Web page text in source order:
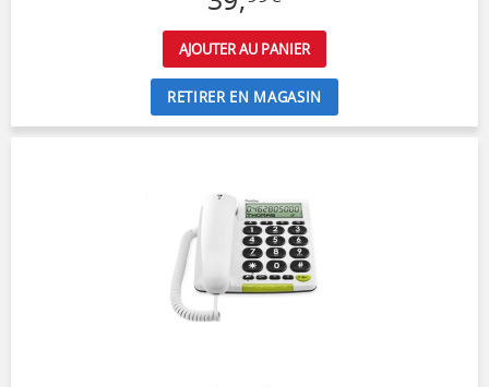
AJOUTER AU PANIER
RETIRER EN MAGASIN